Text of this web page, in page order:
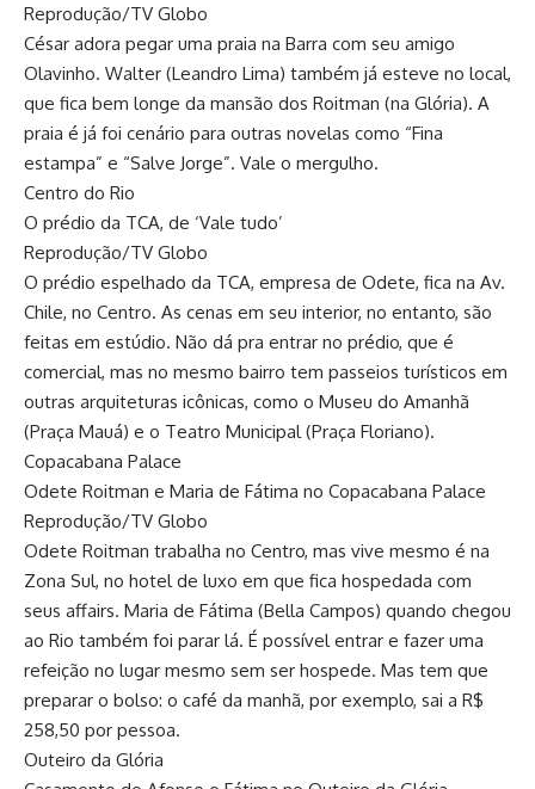
Reprodução/TV Globo
César adora pegar uma praia na Barra com seu amigo
Olavinho. Walter (Leandro Lima) também já esteve no local,
que fica bem longe da mansão dos Roitman (na Glória). A
praia é já foi cenário para outras novelas como “Fina
estampa” e “Salve Jorge”. Vale o mergulho.
Centro do Rio
O prédio da TCA, de ‘Vale tudo’
Reprodução/TV Globo
O prédio espelhado da TCA, empresa de Odete, fica na Av.
Chile, no Centro. As cenas em seu interior, no entanto, são
feitas em estúdio. Não dá pra entrar no prédio, que é
comercial, mas no mesmo bairro tem passeios turísticos em
outras arquiteturas icônicas, como o Museu do Amanhã
(Praça Mauá) e o Teatro Municipal (Praça Floriano).
Copacabana Palace
Odete Roitman e Maria de Fátima no Copacabana Palace
Reprodução/TV Globo
Odete Roitman trabalha no Centro, mas vive mesmo é na
Zona Sul, no hotel de luxo em que fica hospedada com
seus affairs. Maria de Fátima (Bella Campos) quando chegou
ao Rio também foi parar lá. É possível entrar e fazer uma
refeição no lugar mesmo sem ser hospede. Mas tem que
preparar o bolso: o café da manhã, por exemplo, sai a R$
258,50 por pessoa.
Outeiro da Glória